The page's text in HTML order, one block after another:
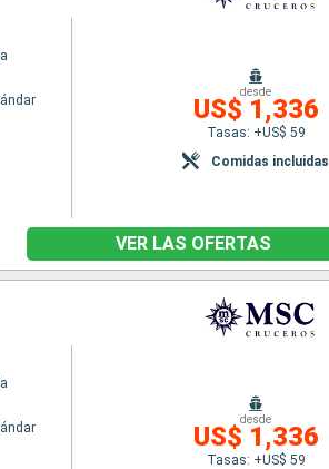
desde
US$ 1,336
Tasas: +US$ 59
Comidas incluidas
VER LAS OFERTAS
desde
US$ 1,336
Tasas: +US$ 59